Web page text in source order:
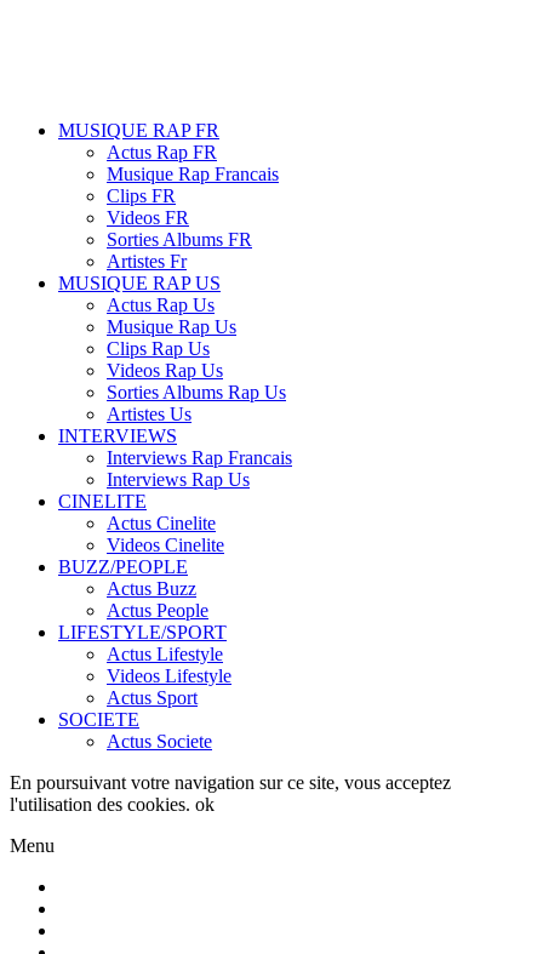
MUSIQUE RAP FR
Actus Rap FR
Musique Rap Francais
Clips FR
Videos FR
Sorties Albums FR
Artistes Fr
MUSIQUE RAP US
Actus Rap Us
Musique Rap Us
Clips Rap Us
Videos Rap Us
Sorties Albums Rap Us
Artistes Us
INTERVIEWS
Interviews Rap Francais
Interviews Rap Us
CINELITE
Actus Cinelite
Videos Cinelite
BUZZ/PEOPLE
Actus Buzz
Actus People
LIFESTYLE/SPORT
Actus Lifestyle
Videos Lifestyle
Actus Sport
SOCIETE
Actus Societe
En poursuivant votre navigation sur ce site, vous acceptez
l'utilisation des cookies. ok
Menu